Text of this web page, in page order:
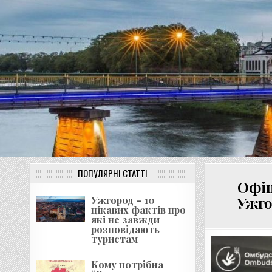
ПОПУЛЯРНІ СТАТТІ
Ужгород – 10
цікавих фактів про
які не завжди
розповідають
туристам
Кому потрібна